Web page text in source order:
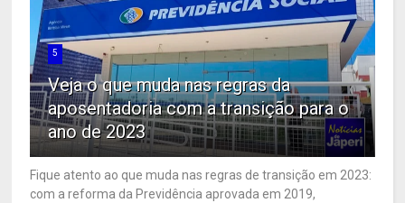
5
Veja o que muda nas regras da
aposentadoria com a transição para o
ano de 2023
Fique atento ao que muda nas regras de transição em 2023:
com a reforma da Previdência aprovada em 2019,